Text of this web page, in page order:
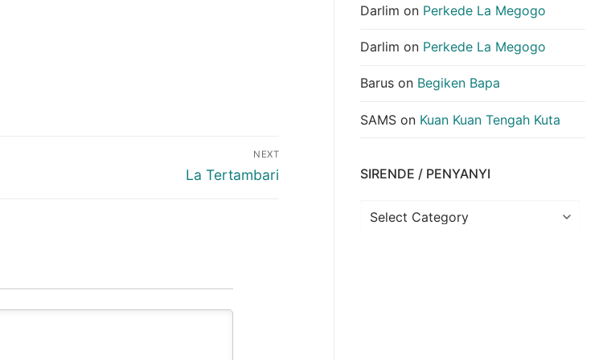
NEXT
Next
La Tertambari
Darlim on Perkede La Megogo
Darlim on Perkede La Megogo
Barus on Begiken Bapa
SAMS on Kuan Kuan Tengah Kuta
SIRENDE / PENYANYI
Sirende